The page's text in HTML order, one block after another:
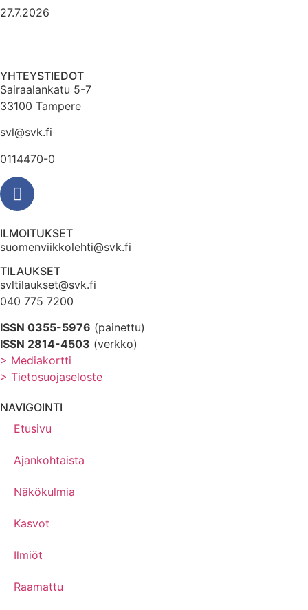
27.7.2026
YHTEYSTIEDOT
Sairaalankatu 5-7
33100 Tampere
svl@svk.fi
0114470-0
ILMOITUKSET
suomenviikkolehti@svk.fi
TILAUKSET
svltilaukset@svk.fi
040 775 7200
ISSN 0355-5976 (painettu)
ISSN 2814-4503 (verkko)
> Mediakortti
> Tietosuojaseloste
NAVIGOINTI
Etusivu
Ajankohtaista
Näkökulmia
Kasvot
Ilmiöt
Raamattu